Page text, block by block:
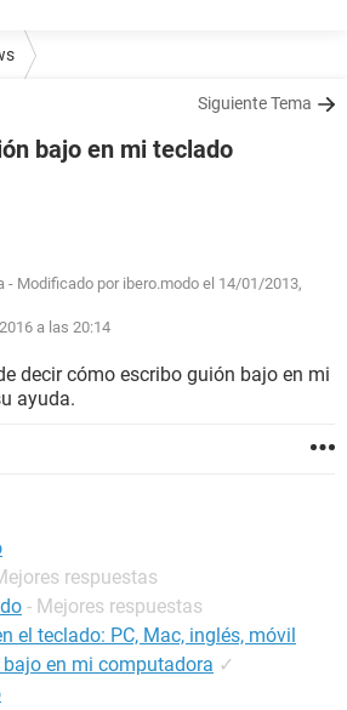
Siguiente Tema
bajo en mi teclado
- Modificado por ibero.modo el 14/01/2013,
a las 20:14
decir cómo escribo guión bajo en mi
ayuda.
respuestas
- Mejores respuestas
el teclado: PC, Mac, inglés, móvil
en mi computadora ✓